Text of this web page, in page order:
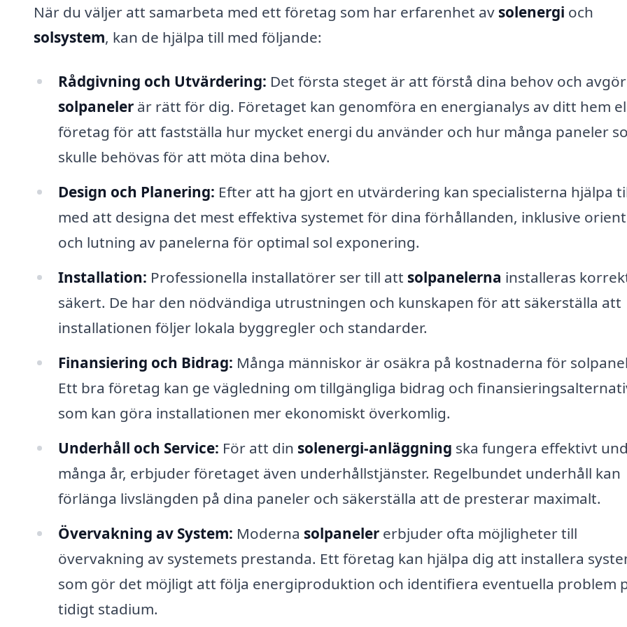
När du väljer att samarbeta med ett företag som har erfarenhet av solenergi och
solsystem, kan de hjälpa till med följande:
Rådgivning och Utvärdering: Det första steget är att förstå dina behov och
solpanelerär rätt för dig. Företaget kan genomföra en energianalys av ditt hem
företag för att fastställa hur mycket energi du använder och hur många paneler
skulle behövas för att möta dina behov.
Design och Planering: Efter att ha gjort en utvärdering kan specialisterna hjälpa
med att designa det mest effektiva systemet för dina förhållanden, inklusive
och lutning av panelerna för optimal sol exponering.
Installation: Professionella installatörer ser till att solpanelerna installeras
säkert. De har den nödvändiga utrustningen och kunskapen för att säkerställa att
installationen följer lokala byggregler och standarder.
Finansiering och Bidrag: Många människor är osäkra på kostnaderna för
Ett bra företag kan ge vägledning om tillgängliga bidrag och
som kan göra installationen mer ekonomiskt överkomlig.
Underhåll och Service: För att din solenergi-anläggning ska fungera effektivt
många år, erbjuder företaget även underhållstjänster. Regelbundet underhåll kan
förlänga livslängden på dina paneler och säkerställa att de presterar maximalt.
Övervakning av System: Moderna solpanelererbjuder ofta möjligheter till
övervakning av systemets prestanda. Ett företag kan hjälpa dig att installera
som gör det möjligt att följa energiproduktion och identifiera eventuella problem
tidigt stadium.